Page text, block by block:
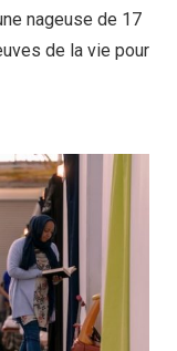
nageuse de 17
de la vie pour